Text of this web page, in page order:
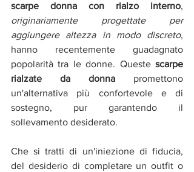
scarpe donna con rialzo interno
originariamente progettate per
aggiungere altezza in modo discreto,
hanno recentemente guadagnato
popolarità tra le donne. Queste scarpe
rialzate da donna promettono
un'alternativa più confortevole e di
sostegno, pur garantendo il
sollevamento desiderato.
Che si tratti di un'iniezione di fiducia,
del desiderio di completare un outfit o